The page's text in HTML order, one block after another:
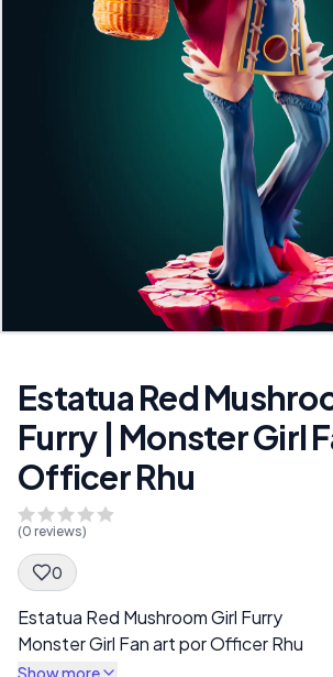
Estatua Red
Furry | Monster Girl
Officer Rhu
(0 reviews)
0
Spec Description
Estatua Red Mushroom Girl Furry
Monster Girl Fan art por Officer Rhu
Show more